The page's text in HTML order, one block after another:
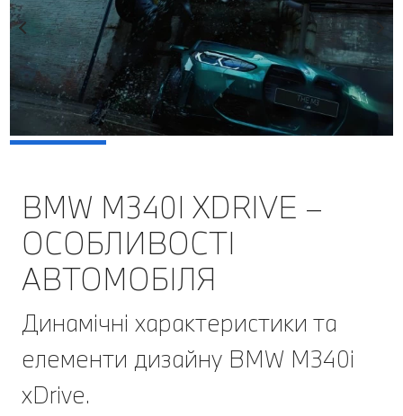
BMW M340I XDRIVE –
ОСОБЛИВОСТІ
АВТОМОБІЛЯ
Динамічні характеристики та
елементи дизайну BMW M340i
xDrive.